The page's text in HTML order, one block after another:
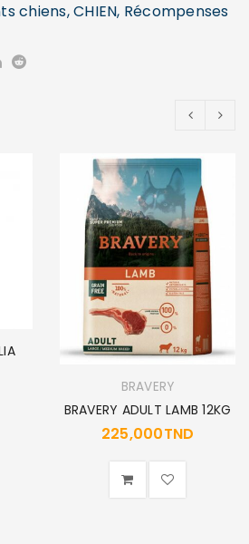
chiens,CHIEN, Récompenses
BRAVERY
BRAVERY ADULT LAMB 12KG
225,000TND